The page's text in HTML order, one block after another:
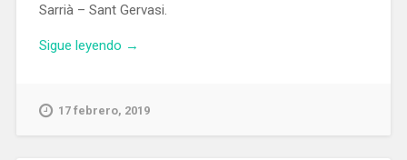
Sarrià – Sant Gervasi.
Sigue leyendo «Aprovats
de
→
17 febrero, 2019